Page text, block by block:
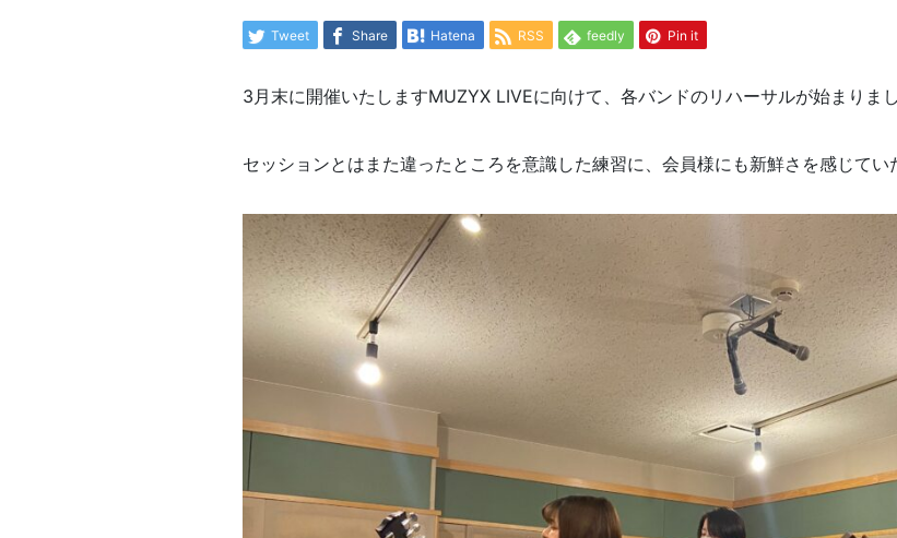
Tweet Share Hatena RSS feedly Pin it
3月末に開催いたしますMUZYX LIVEに向けて、各バンドのリハーサルが始まりま
セッションとはまた違ったところを意識した練習に、会員様にも新鮮さを感じてい